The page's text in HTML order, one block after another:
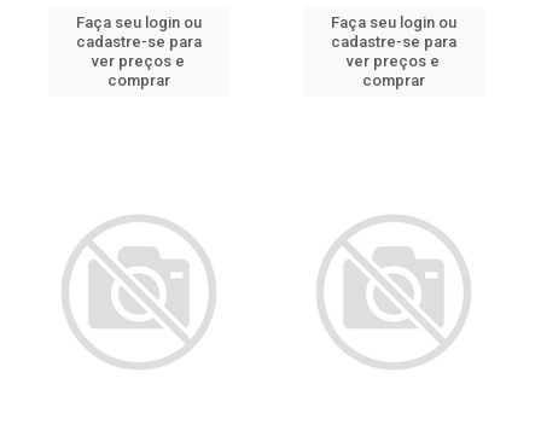
Faça seu login ou
cadastre-se para
ver preços e
comprar
Faça seu login ou
cadastre-se para
ver preços e
comprar